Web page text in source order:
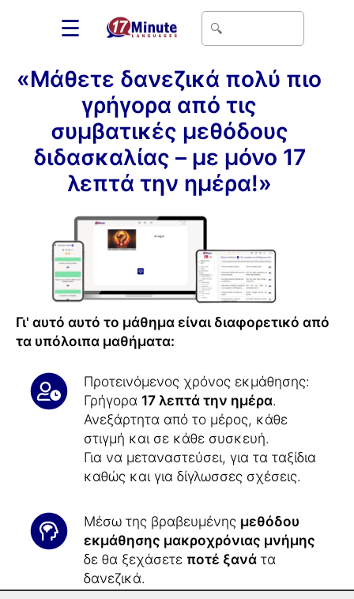
☰
«Μάθετε δανεζικά πολύ πιο
γρήγορα από τις
συμβατικές μεθόδους
διδασκαλίας – με μόνο 17
λεπτά την ημέρα!»
Γι' αυτό αυτό το μάθημα είναι διαφορετικό από
τα υπόλοιπα μαθήματα:
Προτεινόμενος χρόνος εκμάθησης:
Γρήγορα 17 λεπτά την ημέρα.
Ανεξάρτητα από το μέρος, κάθε
στιγμή και σε κάθε συσκευή.
Για να μεταναστεύσει, για τα ταξίδια
καθώς και για δίγλωσσες σχέσεις.
Μέσω της βραβευμένης μεθόδου
εκμάθησης μακροχρόνιας μνήμης
δε θα ξεχάσετε ποτέ ξανά τα
δανεζικά.